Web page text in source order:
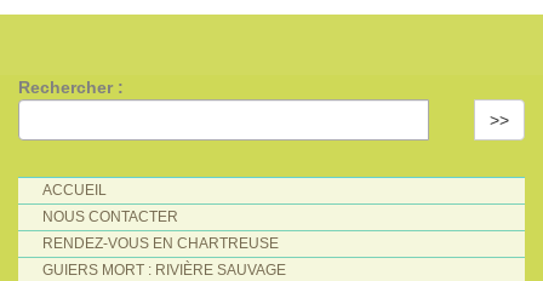
Rechercher :
>>
ACCUEIL
NOUS CONTACTER
RENDEZ-VOUS EN CHARTREUSE
GUIERS MORT : RIVIÈRE SAUVAGE